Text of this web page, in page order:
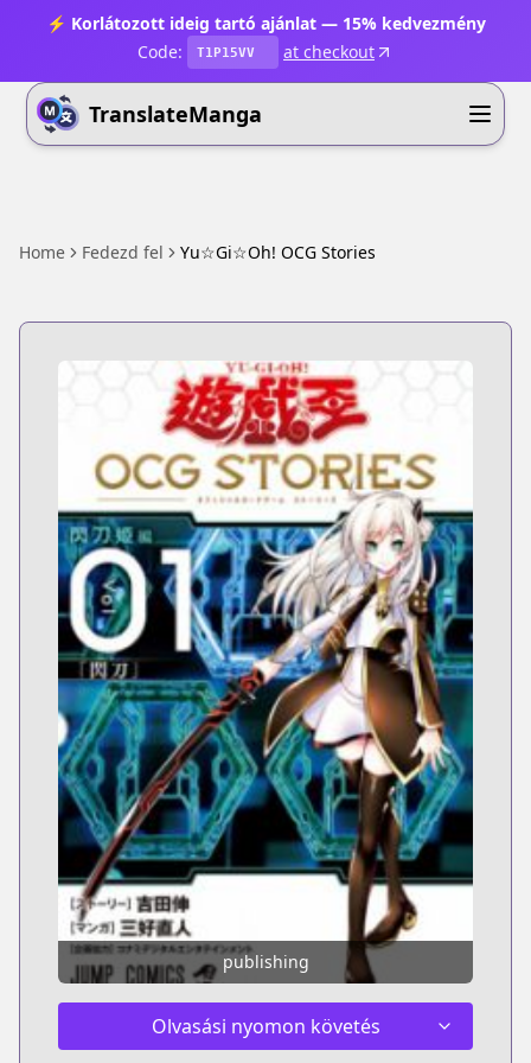
⚡ Korlátozott ideig tartó ajánlat — 15% kedvezmény
Code:
T1P15VV at checkout
TranslateManga
Home Fedezd fel Yu☆Gi☆Oh! OCG Stories
publishing
Olvasási nyomon követés